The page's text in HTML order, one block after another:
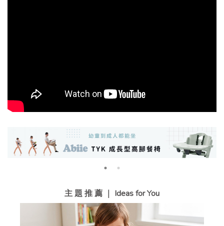
主 題 推 薦 ｜ Ideas for You